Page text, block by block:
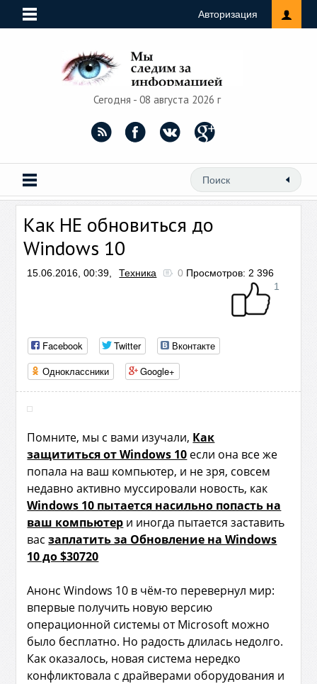
Авторизация
Сегодня - 08 августа 2026 г
Как НЕ обновиться до
Windows 10
15.06.2016, 00:39, Техника 0 Просмотров: 2 396
1
Facebook Twitter
Вконтакте
Одноклассники
Google+
Помните, мы с вами изучали, Как
защититься от Windows 10 если она все же
попала на ваш компьютер, и не зря, совсем
недавно активно муссировали новость, как
Windows 10 пытается насильно попасть на
ваш компьютер и иногда пытается заставить
васзаплатить за Обновление на Windows
10 до $30720
Анонс Windows 10 в чём-то перевернул мир:
впервые получить новую версию
операционной системы от Microsoft можно
было бесплатно. Но радость длилась недолго.
Как оказалось, новая система нередко
конфликтовала с драйверами оборудования и